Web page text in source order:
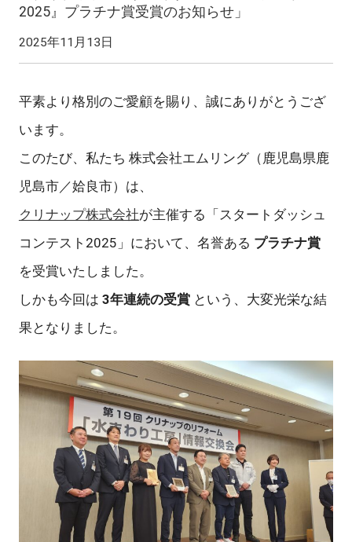
2025』プラチナ賞受賞のお知らせ」
2025年11月13日
平素より格別のご愛顧を賜り、誠にありがとうござ
います。
このたび、私たち 株式会社エムリング（鹿児島県鹿
児島市／姶良市）は、
クリナップ株式会社が主催する「スタートダッシュ
コンテスト2025」において、名誉ある プラチナ賞
を受賞いたしました。
しかも今回は 3年連続の受賞という、大変光栄な結
果となりました。